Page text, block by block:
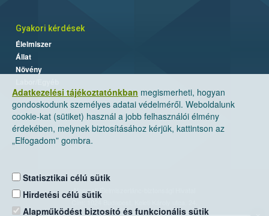
Adatkezelési tájékoztatónkban megismerheti, hogyan
gondoskodunk személyes adatai védelméről. Weboldalunk
cookie-kat (sütiket) használ a jobb felhasználói élmény
érdekében, melynek biztosításához kérjük, kattintson az
„Elfogadom” gombra.
Statisztikai célú sütik
Hirdetési célú sütik
Alapműködést biztosító és funkcionális sütik
Gyakori kérdések
Élelmiszer
Állat
Növény
Nemzeti Élelmiszerlánc-biztonsági Hivatal
Levelezési cím: 1525 Budapest. Pf. 30.